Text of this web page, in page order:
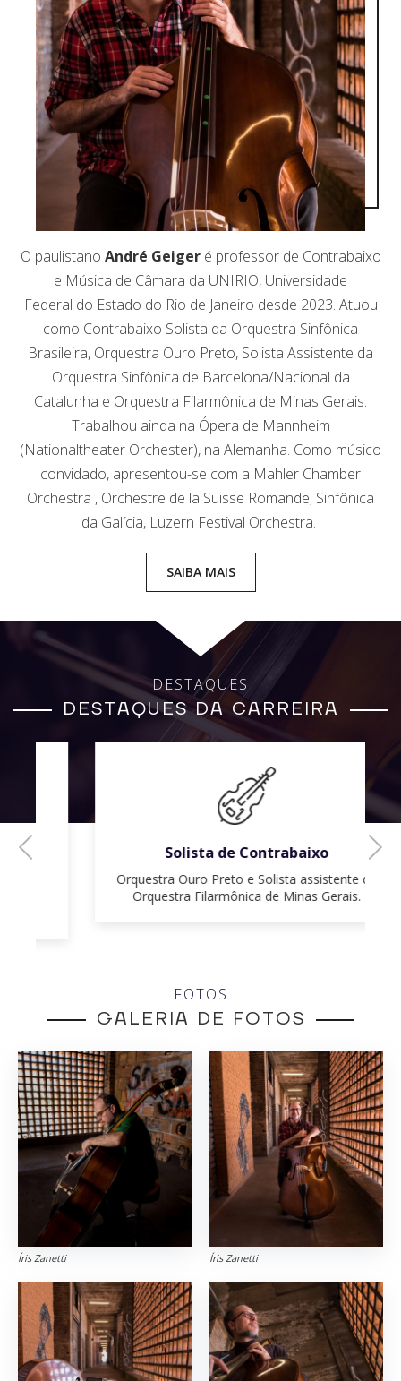
O paulistano André Geigeré professor de Contrabaixo
e Música de Câmara da UNIRIO, Universidade
Federal do Estado do Rio de Janeiro desde 2023. Atuou
como Contrabaixo Solista da Orquestra Sinfônica
Brasileira, Orquestra Ouro Preto, Solista Assistente da
Orquestra Sinfônica de Barcelona/Nacional da
Catalunha e Orquestra Filarmônica de Minas Gerais.
Trabalhou ainda na Ópera de Mannheim
(Nationaltheater Orchester), na Alemanha. Como músico
convidado, apresentou-se com a Mahler Chamber
Orchestra , Orchestre de la Suisse Romande, Sinfônica
da Galícia, Luzern Festival Orchestra.
SAIBA MAIS
DESTAQUES
DESTAQUES DA CARREIRA
Previous Solista de Contrabaixo
Orquestra Ouro Preto e Solista assistente da
Orquestra Filarmônica de Minas Gerais.
Next
FOTOS
GALERIA DE FOTOS
Íris Zanetti Íris Zanetti